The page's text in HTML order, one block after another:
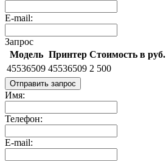
E-mail:
Запрос
Модель Принтер Стоимость в руб.
45536509 45536509 2 500
Отправить запрос
Имя:
Телефон:
E-mail: